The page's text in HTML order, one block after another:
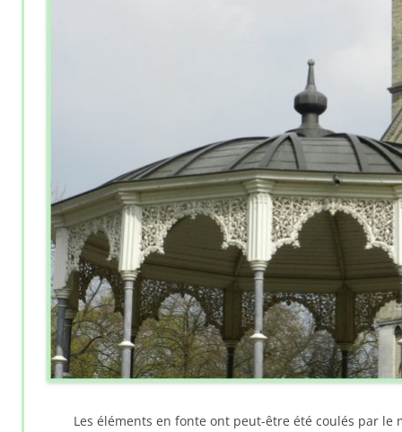
Les éléments en fonte ont peut-être été coulés par le